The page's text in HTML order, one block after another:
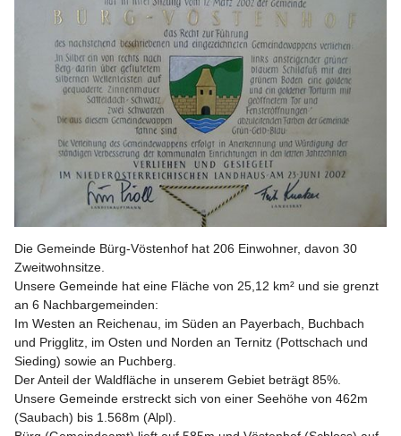
Die Gemeinde Bürg-Vöstenhof hat 206 Einwohner, davon 30
Zweitwohnsitze.
Unsere Gemeinde hat eine Fläche von 25,12 km² und sie grenzt
an 6 Nachbargemeinden:
Im Westen an Reichenau, im Süden an Payerbach, Buchbach
und Prigglitz, im Osten und Norden an Ternitz (Pottschach und
Sieding) sowie an Puchberg.
Der Anteil der Waldfläche in unserem Gebiet beträgt 85%.
Unsere Gemeinde erstreckt sich von einer Seehöhe von 462m
(Saubach) bis 1.568m (Alpl).